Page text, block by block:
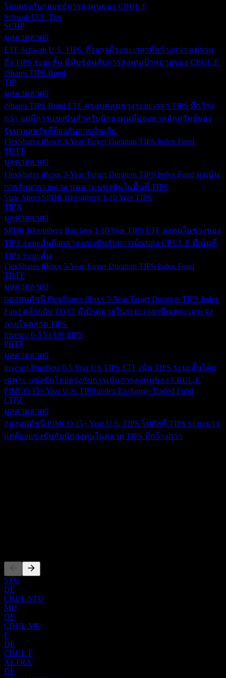
โดยตรงกับกลยุทธ์การลงทุนของ CBUL.F
Schwab U.S. Tips
SCHP
มูลค่าตลาด0
ETF Schwab U.S. TIPS, ถึงอาจมีระยะเวลาที่กว้างกว่า แต่รวม
ถึง TIPS ระยะสั้น ที่ทับซ้อนกับการลงทุนเป้าหมายของ CBUL.F.
iShares TIPS Bond
TIP
มูลค่าตลาด0
iShares TIPS Bond ETF ครอบคลุมช่วงระยะเวลา TIPS ที่กว้าง
กว่า แต่มีการแข่งขันสำหรับนักลงทุนที่มองหาหลักทรัพย์ของ
รัฐบาลสหรัฐที่ป้องกันการเงินเสีย.
FlexShares iBoxx 3-Year Target Duration TIPS Index Fund
TDTT
มูลค่าตลาด0
FlexShares iBoxx 3-Year Target Duration TIPS Index Fund มุ่งเน้น
การรักษาระยะเวลาเฉพาะ แข่งขันในพื้นที่ TIPS
State Street SPDR Bloomberg 1-10 Year TIPS
TIPX
มูลค่าตลาด0
SPDR Bloomberg Barclays 1-10 Year TIPS ETF ลงทุนในช่วงของ
TIPS ระยะสั้นถึงกลาง แข่งขันกับการเน้นของ CBUL.F ที่เน้นที่
TIPS ระยะสั้น
FlexShares iBoxx 5-Year Target Duration TIPS Index Fund
TDTF
มูลค่าตลาด0
กองทุนดัชนี FlexShares iBoxx 5-Year Target Duration TIPS Index
Fund คล้ายกับ TDTT มีเป้าหมายในระยะเวลาที่เฉพาะเจาะจง
ภายในตลาด TIPS.
Invesco 0-5 Yr US TIPS
PBTP
มูลค่าตลาด0
Invesco PureBeta 0-5 Year US TIPS ETF เน้น TIPS ระยะสั้นโดย
เฉพาะ แข่งขันโดยตรงกับการเน้นการลงทุนของ CBUL.F.
PIMCO 15+ Year U.S. TIPS Index Exchange-Traded Fund
LTPZ
มูลค่าตลาด0
กองทุนดัชนี PIMCO 15+ Year U.S. TIPS โฟกัสที่ TIPS ระยะยาว
แต่ต้องแข่งขันกับนักลงทุนในตลาด TIPS ที่กว้างกว่า
STU
DE
CBUL.STU
MU
DE
CBUL.MU
F
DE
CBUL.F
XETRA
DE